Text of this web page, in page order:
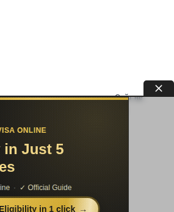
из открытых источников. Сайт не
не работает